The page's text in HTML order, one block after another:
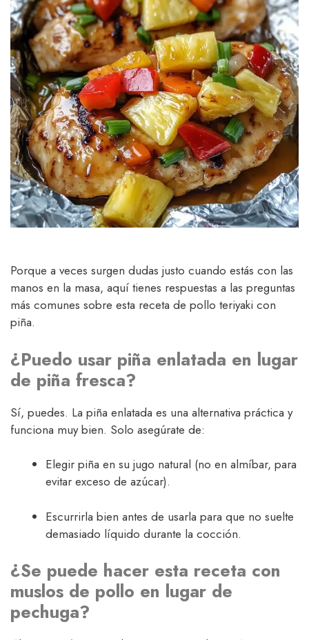
Porque a veces surgen dudas justo cuando estás con las
manos en la masa, aquí tienes respuestas a las preguntas
más comunes sobre esta receta de pollo teriyaki con
piña.
¿Puedo usar piña enlatada en lugar
de piña fresca?
Sí, puedes. La piña enlatada es una alternativa práctica y
funciona muy bien. Solo asegúrate de:
Elegir piña en su jugo natural (no en almíbar, para
evitar exceso de azúcar).
Escurrirla bien antes de usarla para que no suelte
demasiado líquido durante la cocción.
¿Se puede hacer esta receta con
muslos de pollo en lugar de
pechuga?